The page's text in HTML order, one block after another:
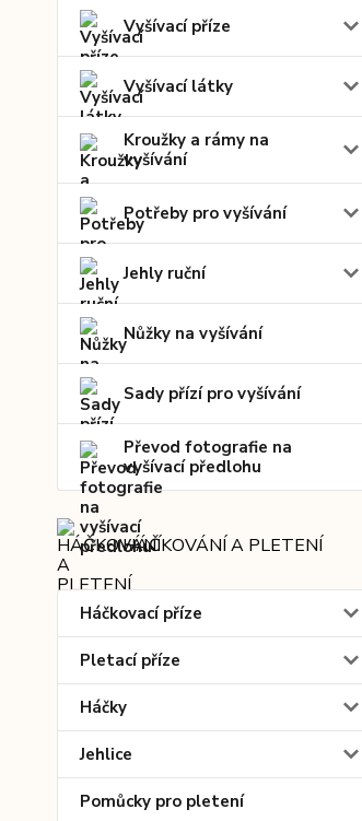
Vyšívací příze
Vyšívací látky
Kroužky a rámy na
vyšívání
Potřeby pro vyšívání
Jehly ruční
Nůžky na vyšívání
Sady přízí pro vyšívání
Převod fotografie na
vyšívací předlohu
HÁČKOVÁNÍ A PLETENÍ
Háčkovací příze
Pletací příze
Háčky
Jehlice
Pomůcky pro pletení